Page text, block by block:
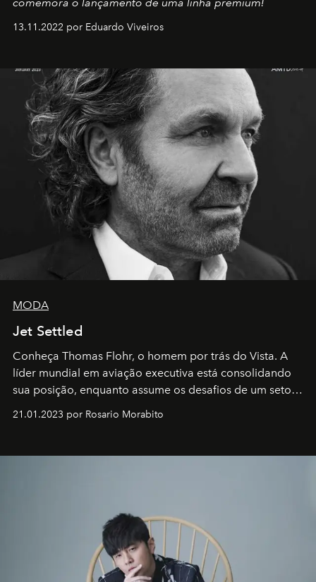
comemora o lançamento de uma linha premium!
13.11.2022 por Eduardo Viveiros
MODA
Jet Settled
Conheça Thomas Flohr, o homem por trás do Vista. A
líder mundial em aviação executiva está consolidando
sua posição, enquanto assume os desafios de um setor
em rápida evolução e redefinindo o conceito de luxo
21.01.2023 por Rosario Morabito